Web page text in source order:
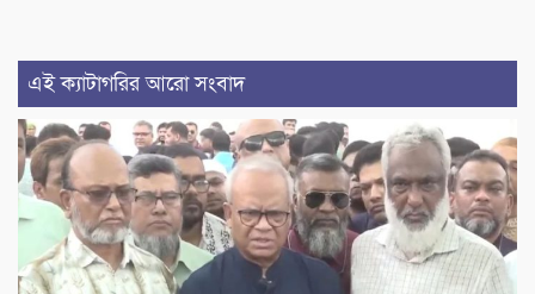
এই ক্যাটাগরির আরো সংবাদ